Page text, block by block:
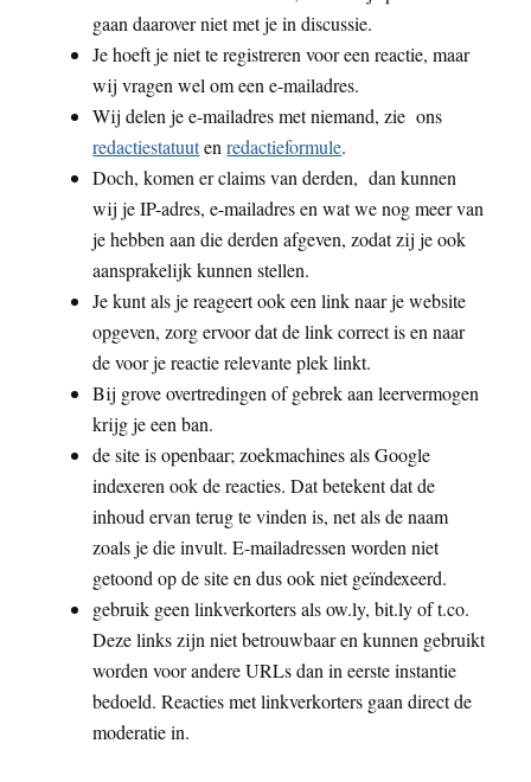
gaan daarover niet met je in discussie.
Je hoeft je niet te registreren voor een reactie, maar
wij vragen wel om een e-mailadres.
Wij delen je e-mailadres met niemand, zie ons
redactiestatuutenredactieformule.
Doch, komen er claims van derden, dan kunnen
wij je IP-adres, e-mailadres en wat we nog meer van
je hebben aan die derden afgeven, zodat zij je ook
aansprakelijk kunnen stellen.
Je kunt als je reageert ook een link naar je website
opgeven, zorg ervoor dat de link correct is en naar
de voor je reactie relevante plek linkt.
Bij grove overtredingen of gebrek aan leervermogen
krijg je een ban.
de site is openbaar; zoekmachines als Google
indexeren ook de reacties. Dat betekent dat de
inhoud ervan terug te vinden is, net als de naam
zoals je die invult. E-mailadressen worden niet
getoond op de site en dus ook niet geïndexeerd.
gebruik geen linkverkorters als ow.ly, bit.ly of t.co.
Deze links zijn niet betrouwbaar en kunnen gebruikt
worden voor andere URLs dan in eerste instantie
bedoeld. Reacties met linkverkorters gaan direct de
moderatie in.